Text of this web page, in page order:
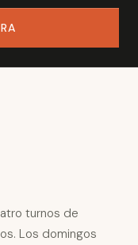
turnos de
Los domingos